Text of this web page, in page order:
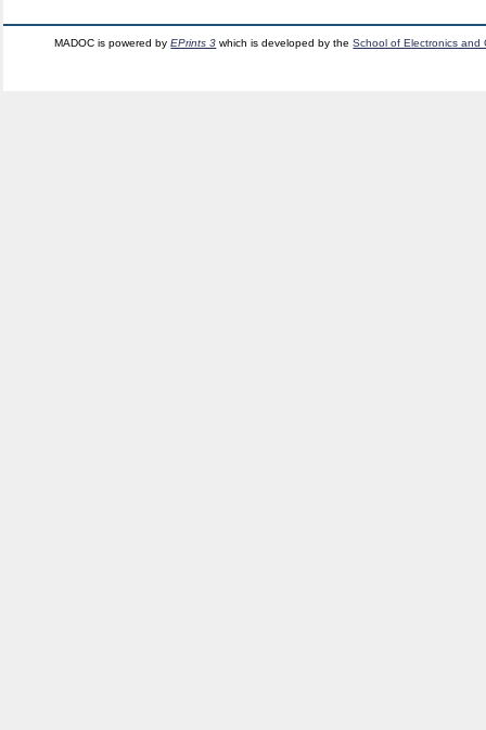
MADOC is powered byEPrints 3 which is developed by theSchool of Electronics and